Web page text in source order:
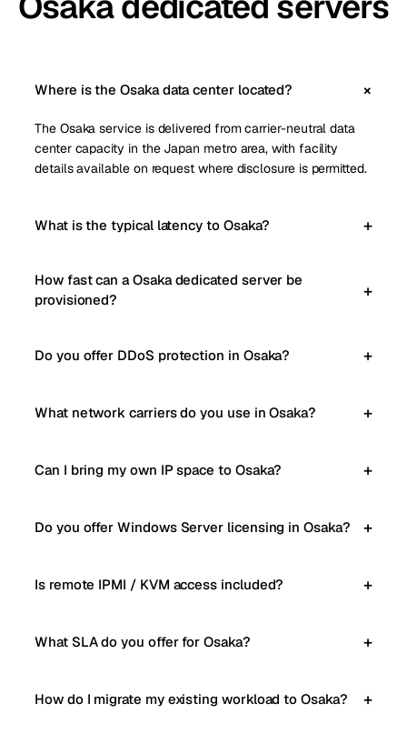
Where is the Osaka data center located?
The Osaka service is delivered from carrier-neutral data
center capacity in the Japan metro area, with facility
details available on request where disclosure is permitted.
What is the typical latency to Osaka?
How fast can a Osaka dedicated server be
provisioned?
Do you offer DDoS protection in Osaka?
What network carriers do you use in Osaka?
Can I bring my own IP space to Osaka?
Do you offer Windows Server licensing in Osaka?
Is remote IPMI / KVM access included?
What SLA do you offer for Osaka?
How do I migrate my existing workload to Osaka?